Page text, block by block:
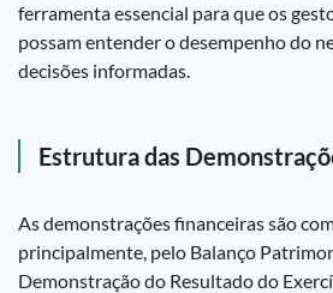
ferramenta essencial para que os
possam entender o desempenho do
decisões informadas.
Estrutura das
As demonstrações financeiras são
principalmente, pelo Balanço
Demonstração do Resultado do